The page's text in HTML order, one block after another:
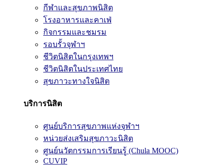
กีฬาและสุขภาพนิสิต
โรงอาหารและคาเฟ่
กิจกรรมและชมรม
รอบรั้วจุฬาฯ
ชีวิตนิสิตในกรุงเทพฯ
ชีวิตนิสิตในประเทศไทย
สุขภาวะทางใจนิสิต
บริการนิสิต
ศูนย์บริการสุขภาพแห่งจุฬาฯ
หน่วยส่งเสริมสุขภาวะนิสิต
ศูนย์นวัตกรรมการเรียนรู้ (Chula MOOC)
CUVIP